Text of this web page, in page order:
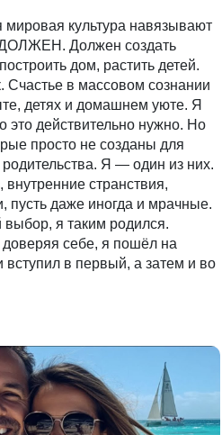
мировая культура навязывают
Должен создать
дом, растить детей.
Счастье в массовом сознании
детях и домашнем уюте. Я
это действительно нужно. Но
просто не созданы для
Я — один из них.
странствия,
пусть даже иногда и мрачные.
я таким родился.
себе, я пошёл на
вступил в первый, а затем и во